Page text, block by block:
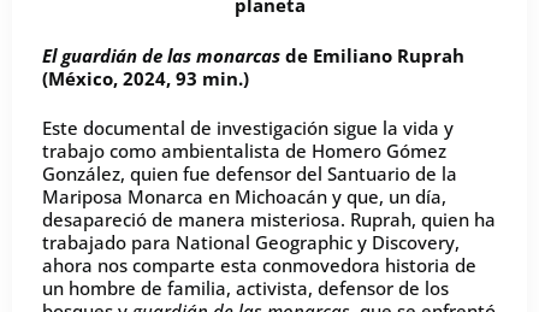
planeta
El guardián de las monarcas de Emiliano Ruprah
(México, 2024, 93 min.)
Este documental de investigación sigue la vida y
trabajo como ambientalista de Homero Gómez
González, quien fue defensor del Santuario de la
Mariposa Monarca en Michoacán y que, un día,
desapareció de manera misteriosa. Ruprah, quien ha
trabajado para National Geographic y Discovery,
ahora nos comparte esta conmovedora historia de
un hombre de familia, activista, defensor de los